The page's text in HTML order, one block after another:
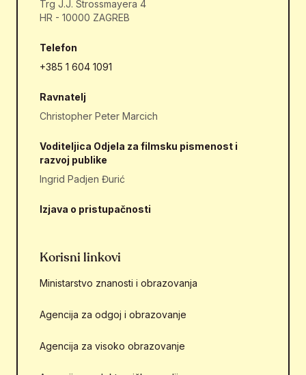
Trg J.J. Strossmayera 4
HR - 10000 ZAGREB
Telefon
+385 1 604 1091
Ravnatelj
Christopher Peter Marcich
Voditeljica Odjela za filmsku pismenost i
razvoj publike
Ingrid Padjen Đurić
Izjava o pristupačnosti
Korisni linkovi
Ministarstvo znanosti i obrazovanja
Agencija za odgoj i obrazovanje
Agencija za visoko obrazovanje